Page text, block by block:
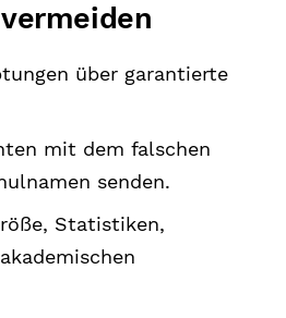
über garantierte
mit dem falschen
senden.
Statistiken,